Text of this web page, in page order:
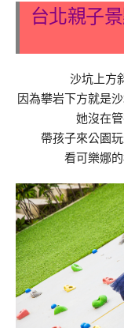
台北親子
沙坑上方
因為攀岩下方就是
她沒在
帶孩子來公園
看可樂娜